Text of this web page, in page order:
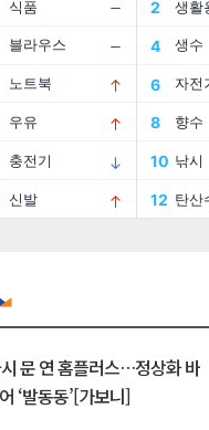
문 연 홈플러스…정상화 바
‘발동동’[가보니]